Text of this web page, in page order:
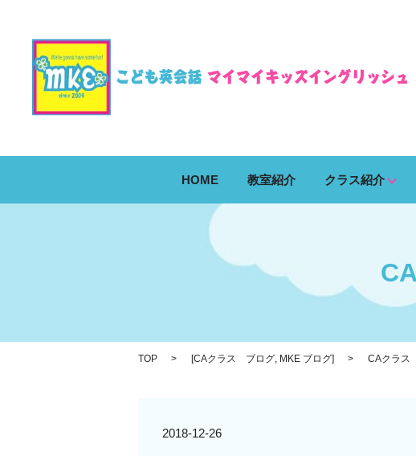
HOME 教室紹介 クラス紹介
TOP [CAクラス ブログ, MKE ブログ] CAクラス
2018-12-26